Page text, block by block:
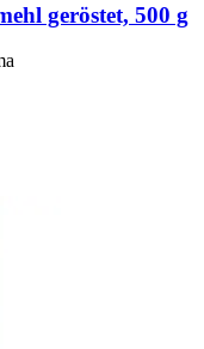
geröstet, 500 g